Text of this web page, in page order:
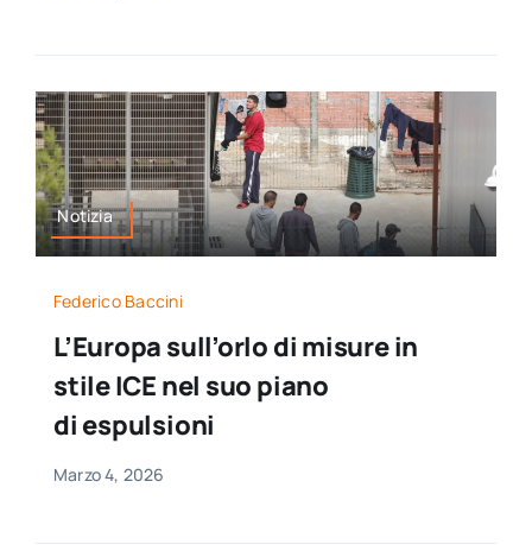
Notizia
Federico Baccini
L’Europa sull’orlo di misure in
stile ICE nel suo piano
di espulsioni
Marzo 4, 2026